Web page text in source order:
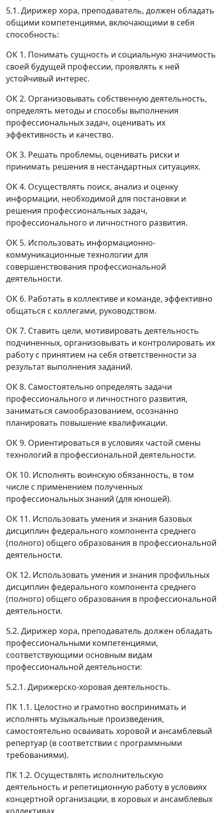
5.1. Дирижер хора, преподаватель, должен обладать
общими компетенциями, включающими в себя
способность:
ОК 1. Понимать сущность и социальную значимость
своей будущей профессии, проявлять к ней
устойчивый интерес.
ОК 2. Организовывать собственную деятельность,
определять методы и способы выполнения
профессиональных задач, оценивать их
эффективность и качество.
ОК 3. Решать проблемы, оценивать риски и
принимать решения в нестандартных ситуациях.
ОК 4. Осуществлять поиск, анализ и оценку
информации, необходимой для постановки и
решения профессиональных задач,
профессионального и личностного развития.
ОК 5. Использовать информационно-
коммуникационные технологии для
совершенствования профессиональной
деятельности.
ОК 6. Работать в коллективе и команде, эффективно
общаться с коллегами, руководством.
ОК 7. Ставить цели, мотивировать деятельность
подчиненных, организовывать и контролировать их
работу с принятием на себя ответственности за
результат выполнения заданий.
ОК 8. Самостоятельно определять задачи
профессионального и личностного развития,
заниматься самообразованием, осознанно
планировать повышение квалификации.
ОК 9. Ориентироваться в условиях частой смены
технологий в профессиональной деятельности.
ОК 10. Исполнять воинскую обязанность, в том
числе с применением полученных
профессиональных знаний (для юношей).
ОК 11. Использовать умения и знания базовых
дисциплин федерального компонента среднего
(полного) общего образования в профессиональной
деятельности.
ОК 12. Использовать умения и знания профильных
дисциплин федерального компонента среднего
(полного) общего образования в профессиональной
деятельности.
5.2. Дирижер хора, преподаватель должен обладать
профессиональными компетенциями,
соответствующими основным видам
профессиональной деятельности:
5.2.1. Дирижерско-хоровая деятельность.
ПК 1.1. Целостно и грамотно воспринимать и
исполнять музыкальные произведения,
самостоятельно осваивать хоровой и ансамблевый
репертуар (в соответствии с программными
требованиями).
ПК 1.2. Осуществлять исполнительскую
деятельность и репетиционную работу в условиях
концертной организации, в хоровых и ансамблевых